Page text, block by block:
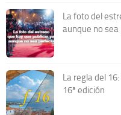
La foto del
aunque no
La regla del
16ª edición